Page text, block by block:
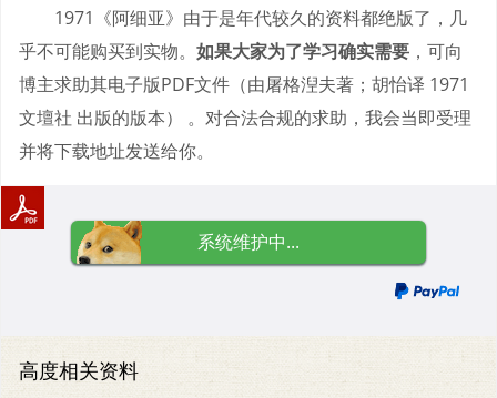
1971《阿细亚》由于是年代较久的资料都绝版了，几
乎不可能购买到实物。 如果大家为了学习确实需要 ，可向
博主求助其电子版PDF文件（由屠格湼夫著；胡怡译 1971
文壇社 出版的版本） 。对合法合规的求助，我会当即受理
并将下载地址发送给你。
系统维护中...
高度相关资料